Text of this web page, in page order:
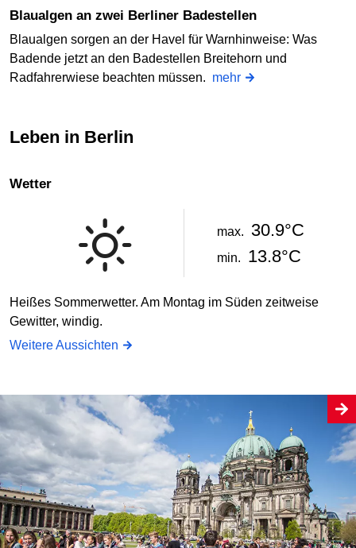
Blaualgen an zwei Berliner Badestellen
Blaualgen sorgen an der Havel für Warnhinweise: Was
Badende jetzt an den Badestellen Breitehorn und
Radfahrerwiese beachten müssen. mehr
Leben in Berlin
Wetter
max. 30.9°C
min. 13.8°C
Heißes Sommerwetter. Am Montag im Süden zeitweise
Gewitter, windig.
Weitere Aussichten